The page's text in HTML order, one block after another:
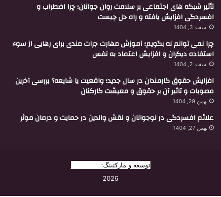
تأثیر شبکه های اجتماعی بر سلامت روان جوانان؛ چرا اضطراب و
افسردگی افزایش یافته و راه حل چیست
اسفند 3, 1404
چرا نمی توانم نه بگویم؛ آموزش مهارت جرات مندی برای رهایی از سوء
استفاده دیگران و افزایش اعتماد به نفس
اسفند 2, 1404
افزایش حقوق کارمندان در سال جدید؛ واقعیت یا شایعه؟ بررسی آخرین
مصوبات و تاثیر آن بر حقوق و معیشت کارکنان
بهمن 29, 1404
علائم افسردگی در نوجوانان و نقش والدین در حمایت و درمان موثر
بهمن 27, 1404
توسعه و مارکتینگ:
2026